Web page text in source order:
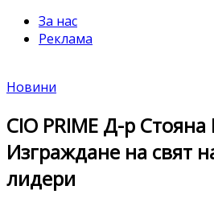
За нас
Реклама
Новини
CIO PRIME Д-р
Изграждане на свят
лидери